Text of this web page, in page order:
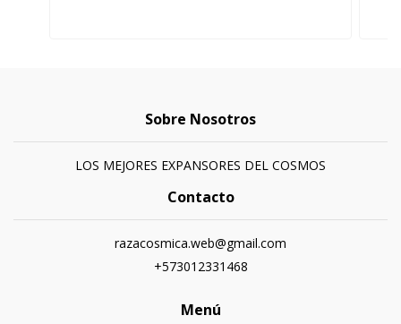
Sobre Nosotros
LOS MEJORES EXPANSORES DEL COSMOS
Contacto
razacosmica.web@gmail.com
+573012331468
Menú